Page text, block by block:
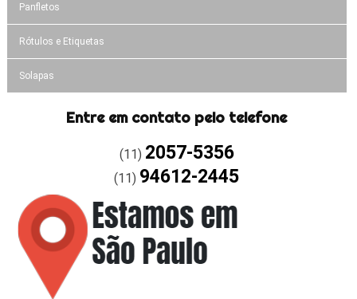
Panfletos
Rótulos e Etiquetas
Solapas
Entre em contato pelo telefone
(11) 2057-5356
(11) 94612-2445